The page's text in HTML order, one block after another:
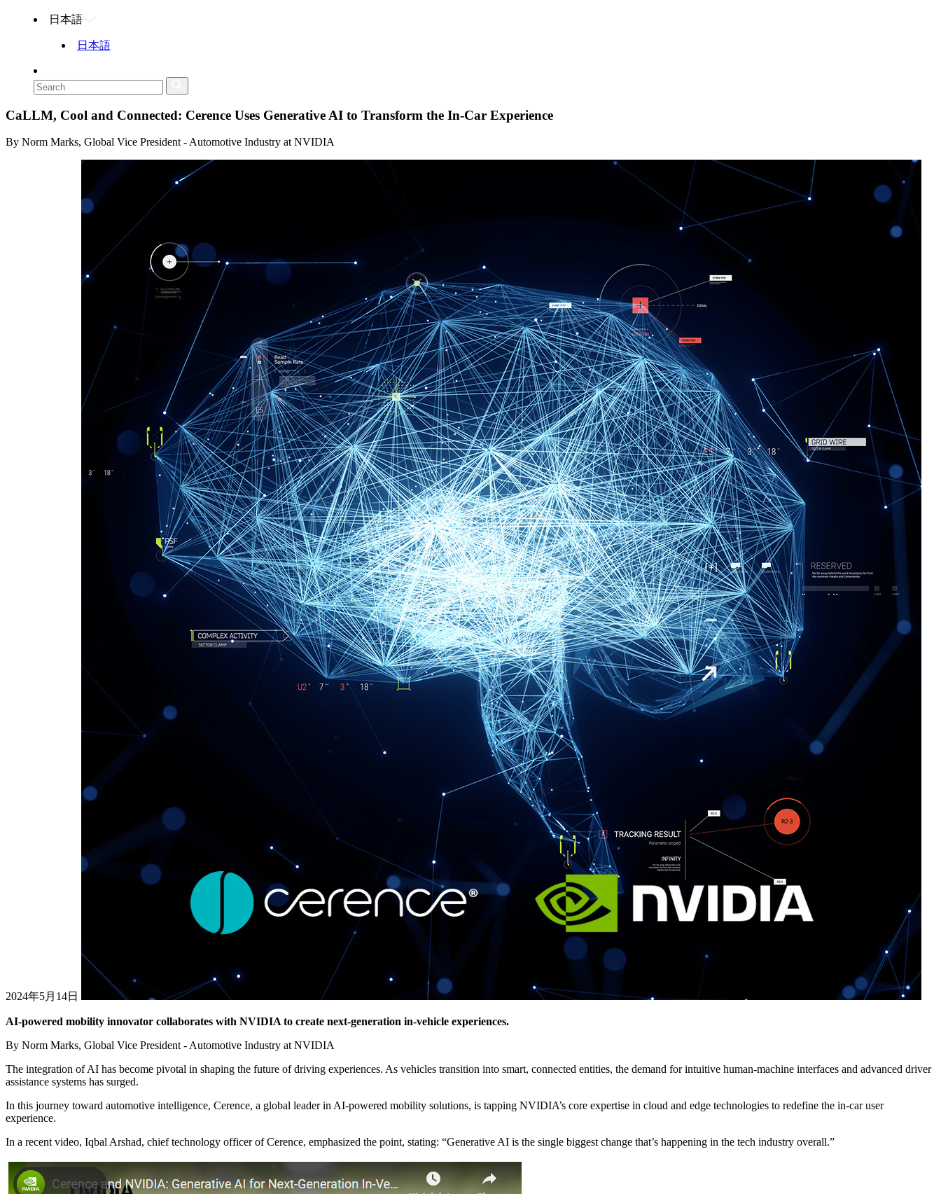
日本語
日本語
CaLLM, Cool and Connected: Cerence Uses Generative AI to Transform the In-Car Experience
By Norm Marks, Global Vice President - Automotive Industry at NVIDIA
2024年5月14日
AI-powered mobility innovator collaborates with NVIDIA to create next-generation in-vehicle experiences.
By Norm Marks, Global Vice President - Automotive Industry at NVIDIA
The integration of AI has become pivotal in shaping the future of driving experiences. As vehicles transition into smart, connected entities, the demand for intuitive human-machine interfaces and advanced driver
assistance systems has surged.
In this journey toward automotive intelligence, Cerence, a global leader in AI-powered mobility solutions, is tapping NVIDIA’s core expertise in cloud and edge technologies to redefine the in-car user
experience.
In a recent video, Iqbal Arshad, chief technology officer of Cerence, emphasized the point, stating: “Generative AI is the single biggest change that’s happening in the tech industry overall.”